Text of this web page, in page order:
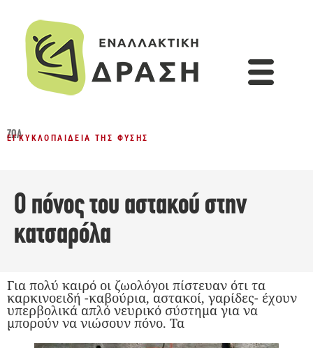
ΖΏΑ
ΕΓΚΥΚΛΟΠΑΊΔΕΙΑ ΤΗΣ ΦΎΣΗΣ
O πόνος του αστακού στην
κατσαρόλα
Για πολύ καιρό οι ζωολόγοι πίστευαν ότι τα
καρκινοειδή -καβούρια, αστακοί, γαρίδες- έχουν
υπερβολικά απλό νευρικό σύστημα για να
μπορούν να νιώσουν πόνο. Τα